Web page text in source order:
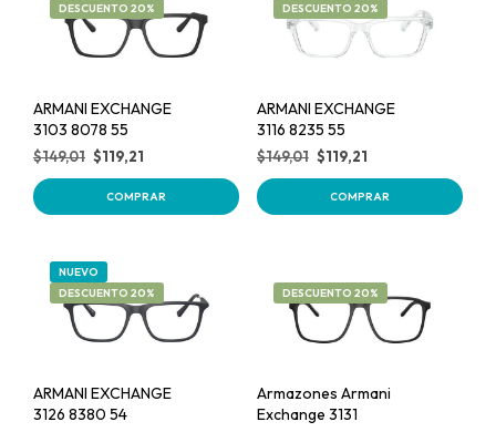
DESCUENTO 20%
ARMANI EXCHANGE
3103 8078 55
$149,01 $119,21
COMPRAR
DESCUENTO 20%
ARMANI EXCHANGE
3116 8235 55
$149,01 $119,21
COMPRAR
DESCUENTO 20%
NUEVO
ARMANI EXCHANGE
3126 8380 54
DESCUENTO 20%
Armazones Armani
Exchange 3131